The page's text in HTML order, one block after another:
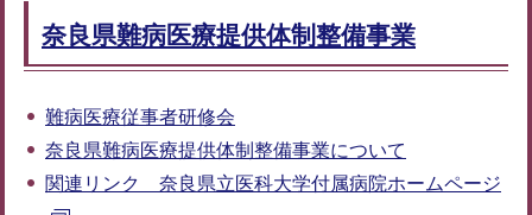
奈良県難病医療提供体制整備事業
難病医療従事者研修会
奈良県難病医療提供体制整備事業について
関連リンク 奈良県立医科大学付属病院ホームページ